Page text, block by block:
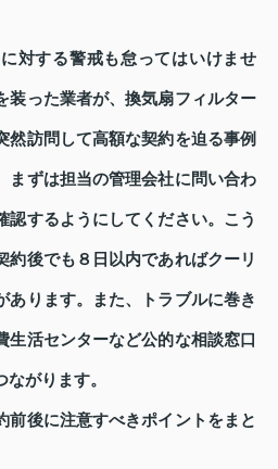
対する警戒も怠ってはいけませ
装った業者が、換気扇フィルター
然訪問して高額な契約を迫る事例
まずは担当の管理会社に問い合わ
認するようにしてください。こう
約後でも８日以内であればクーリ
あります。また、トラブルに巻き
生活センターなど公的な相談窓口
がります。
前後に注意すべきポイントをまと